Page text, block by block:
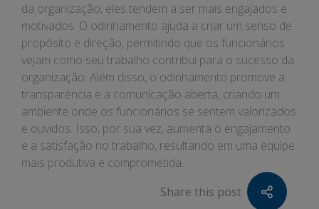
da organização, eles tendem a ser mais engajados e
motivados. O odinhamento ajuda a criar um senso de
propósito e direção, permitindo que os funcionários
vejam como seu trabalho contribui para o sucesso da
organização. Além disso, o odinhamento promove a
transparência e a comunicação aberta, criando um
ambiente onde os funcionários se sentem valorizados
e ouvidos. Isso, por sua vez, aumenta o engajamento
e a satisfação no trabalho, resultando em uma equipe
mais produtiva e comprometida.
Share this post